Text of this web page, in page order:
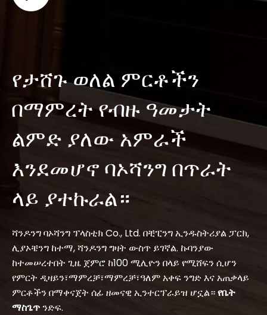
የታሸጉ ወለል ምርቶችን
በማምረት የብዙ ዓመታት
ልምድ ያለው አምራች
እንደመሆኖ ባኦሻንግ በጥራት
ላይ ያተኩራል።
ሻንዶንግ ባኦሻንግ ፕላስቲክ Co., Ltd. በቺፒንግ ኢንዱስትሪያል ፓርክ,
ሊያኦቼንግ ከተማ, ሻንዶንግ ግዛት ውስጥ ይገኛል. ኩባንያው
ከተመሠረተበት ጊዜ ጀምሮ ከ100 ሚሊዮን በላይ የሚሸፍን ሲሆን
የምርት ዲዛይን፣ማምረቻ፣ማምረቻ፣ዓለም አቀፍ ንግድ እና አጠቃላይ
ምርቶችን በማቀናጀት ሰፊ ዘመናዊ ኢንተርፕራይዝ ሆኗል።የቤት
ማስጌጥ ንድፍ.